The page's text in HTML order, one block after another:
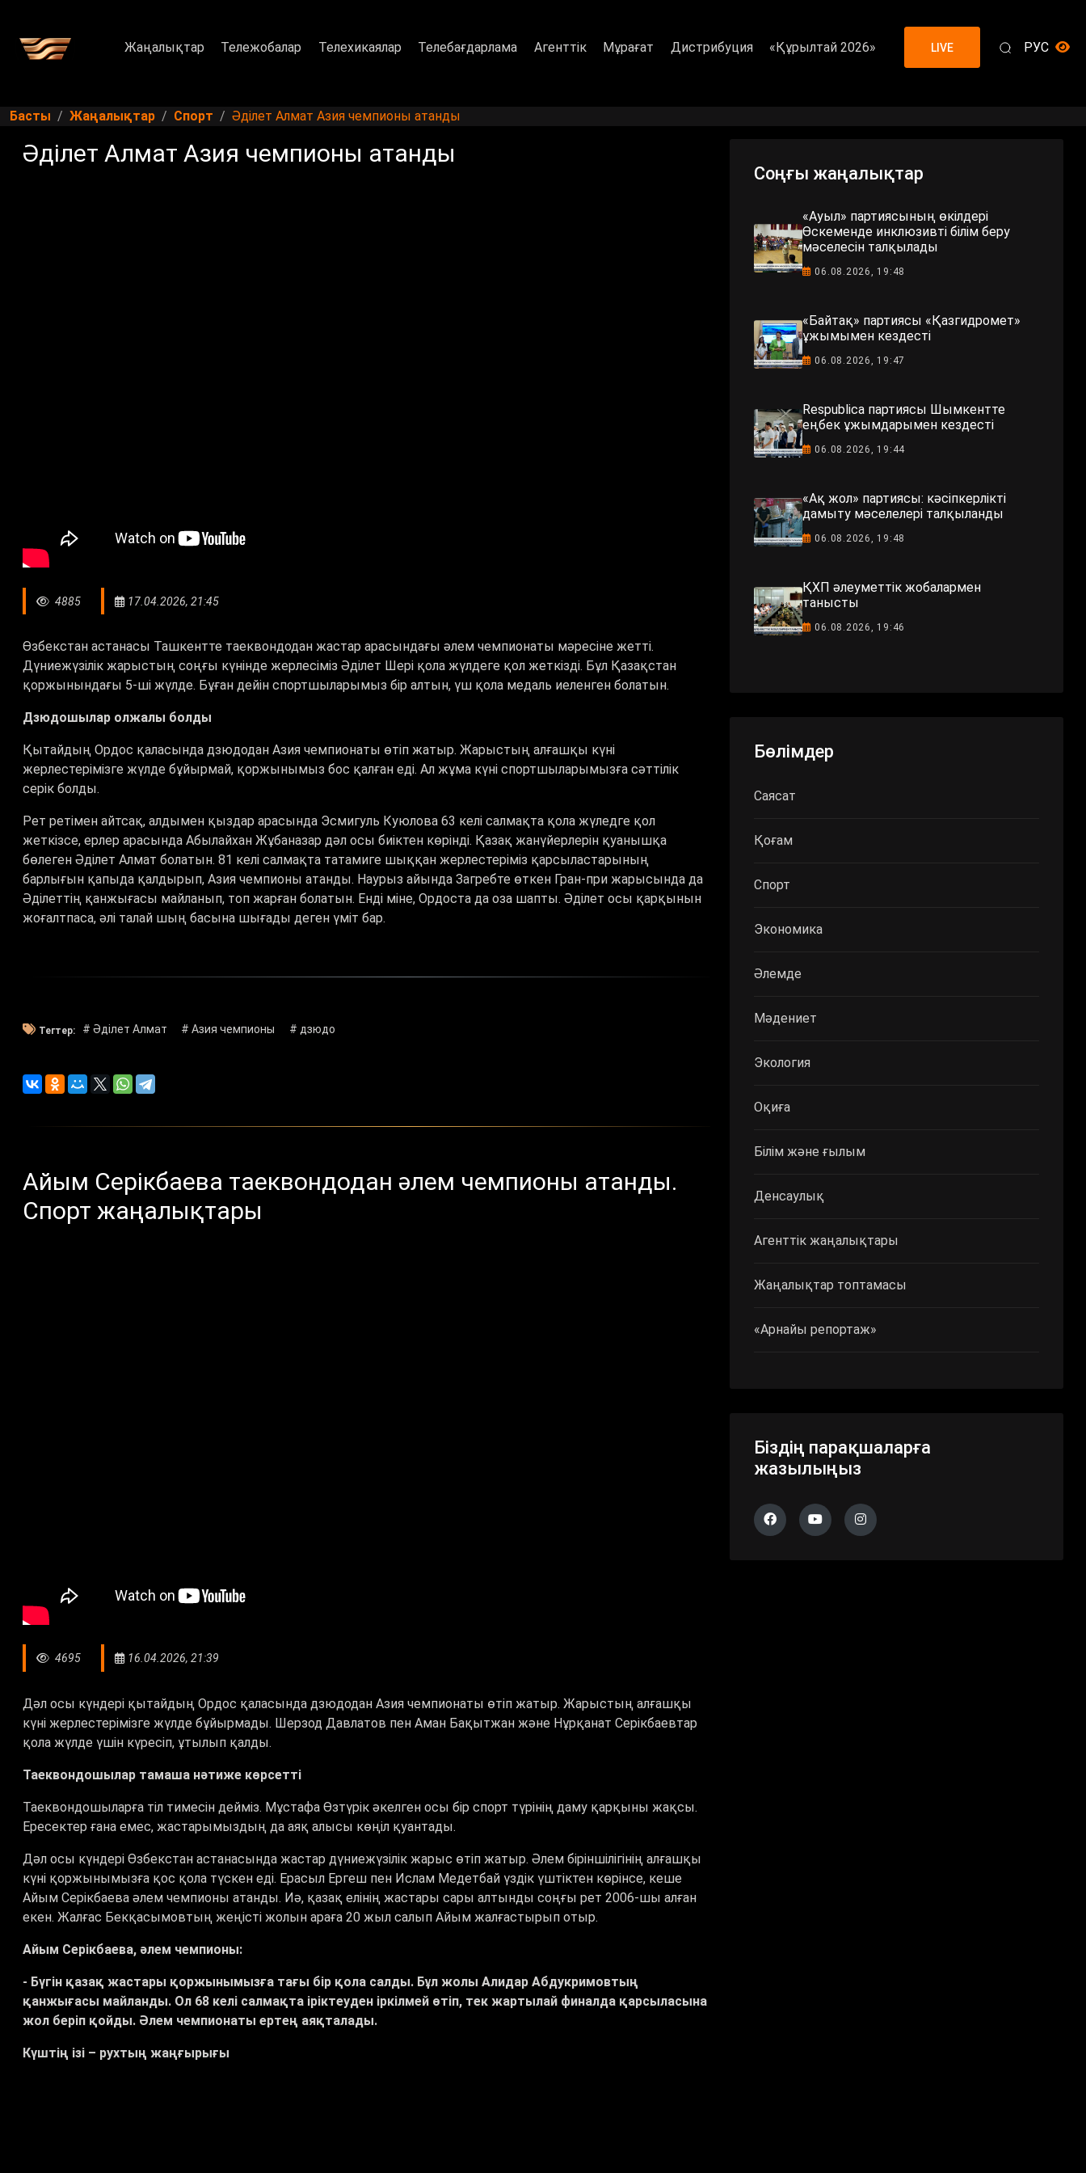
Жаңалықтар Тележобалар Телехикаялар Телебағдарлама Агенттік Мұрағат Дистрибуция «Құрылтай 2026» LIVE РУС
Басты Жаңалықтар Спорт Әділет Алмат Азия чемпионы атанды
Әділет Алмат Азия чемпионы атанды
4885 17.04.2026, 21:45
Өзбекстан астанасы Ташкентте таеквондодан жастар арасындағы әлем чемпионаты мәресіне жетті.
Дүниежүзілік жарыстың соңғы күнінде жерлесіміз Әділет Шері қола жүлдеге қол жеткізді. Бұл Қазақстан
қоржынындағы 5-ші жүлде. Бұған дейін спортшыларымыз бір алтын, үш қола медаль иеленген болатын.
Дзюдошылар олжалы болды
Қытайдың Ордос қаласында дзюдодан Азия чемпионаты өтіп жатыр. Жарыстың алғашқы күні
жерлестерімізге жүлде бұйырмай, қоржынымыз бос қалған еді. Ал жұма күні спортшыларымызға сәттілік
серік болды.
Рет ретімен айтсақ, алдымен қыздар арасында Эсмигуль Куюлова 63 келі салмақта қола жүледге қол
жеткізсе, ерлер арасында Абылайхан Жұбаназар дәл осы биіктен көрінді. Қазақ жанүйерлерін қуанышқа
бөлеген Әділет Алмат болатын. 81 келі салмақта татамиге шыққан жерлестеріміз қарсыластарының
барлығын қапыда қалдырып, Азия чемпионы атанды. Наурыз айында Загребте өткен Гран-при жарысында да
Әділеттің қанжығасы майланып, топ жарған болатын. Енді міне, Ордоста да оза шапты. Әділет осы қарқынын
жоғалтпаса, әлі талай шың басына шығады деген үміт бар.
Тегтер: # Әділет Алмат # Азия чемпионы # дзюдо
Айым Серікбаева таеквондодан әлем чемпионы атанды.
Спорт жаңалықтары
4695 16.04.2026, 21:39
Дәл осы күндері қытайдың Ордос қаласында дзюдодан Азия чемпионаты өтіп жатыр. Жарыстың алғашқы
күні жерлестерімізге жүлде бұйырмады. Шерзод Давлатов пен Аман Бақытжан және Нұрқанат Серікбаевтар
қола жүлде үшін күресіп, ұтылып қалды.
Таеквондошылар тамаша нәтиже көрсетті
Таеквондошыларға тіл тимесін дейміз. Мұстафа Өзтүрік әкелген осы бір спорт түрінің даму қарқыны жақсы.
Ересектер ғана емес, жастарымыздың да аяқ алысы көңіл қуантады.
Дәл осы күндері Өзбекстан астанасында жастар дүниежүзілік жарыс өтіп жатыр. Әлем біріншілігінің алғашқы
күні қоржынымызға қос қола түскен еді. Ерасыл Ергеш пен Ислам Медетбай үздік үштіктен көрінсе, кеше
Айым Серікбаева әлем чемпионы атанды. Иә, қазақ елінің жастары сары алтынды соңғы рет 2006-шы алған
екен. Жалғас Бекқасымовтың жеңісті жолын араға 20 жыл салып Айым жалғастырып отыр.
Айым Серікбаева, әлем чемпионы:
- Бүгін қазақ жастары қоржынымызға тағы бір қола салды. Бұл жолы Алидар Абдукримовтың
қанжығасы майланды. Ол 68 келі салмақта іріктеуден іркілмей өтіп, тек жартылай финалда қарсыласына
жол беріп қойды. Әлем чемпионаты ертең аяқталады.
Күштің ізі – рухтың жаңғырығы
Соңғы жаңалықтар
«Ауыл» партиясының өкілдері
Өскеменде инклюзивті білім беру
мәселесін талқылады
06.08.2026, 19:48
«Байтақ» партиясы «Қазгидромет»
ұжымымен кездесті
06.08.2026, 19:47
Respublica партиясы Шымкентте
еңбек ұжымдарымен кездесті
06.08.2026, 19:44
«Ақ жол» партиясы: кәсіпкерлікті
дамыту мәселелері талқыланды
06.08.2026, 19:48
ҚХП әлеуметтік жобалармен
танысты
06.08.2026, 19:46
Бөлімдер
Саясат
Қоғам
Спорт
Экономика
Әлемде
Мәдениет
Экология
Оқиға
Білім және ғылым
Денсаулық
Агенттік жаңалықтары
Жаңалықтар топтамасы
«Арнайы репортаж»
Біздің парақшаларға
жазылыңыз